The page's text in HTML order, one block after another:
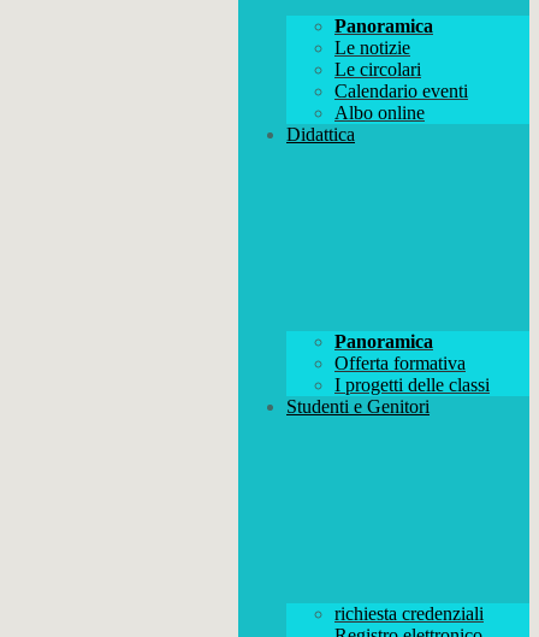
Panoramica
Le notizie
Le circolari
Calendario eventi
Albo online
Didattica
Panoramica
Offerta formativa
I progetti delle classi
Studenti e Genitori
richiesta credenziali